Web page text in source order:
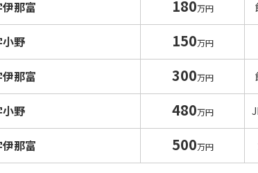
那富 180万円
野 150万円
那富 300万円
野 480万円
那富 500万円